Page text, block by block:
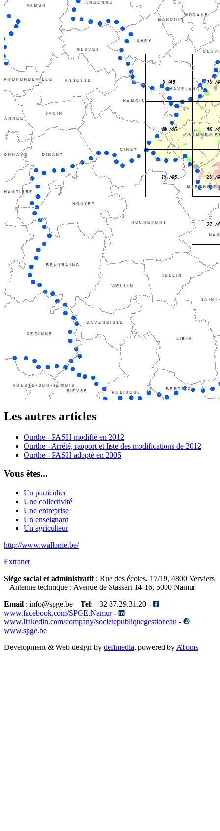
Les autres articles
Ourthe - PASH modifié en 2012
Ourthe - Arrêté, rapport et liste des modifications de 2012
Ourthe - PASH adopté en 2005
Vous êtes...
Un particulier
Une collectivité
Une entreprise
Un enseignant
Un agriculteur
http://www.wallonie.be/
Extranet
Siège social et administratif: Rue des écoles, 17/19, 4800 Verviers
– Antenne technique : Avenue de Stassart 14-16, 5000 Namur
Email : info@spge.be – Tel: +32 87.29.31.20 -
www.facebook.com/SPGE.Namur-
www.linkedin.com/company/societepubliquegestioneau -
www.spge.be
Development & Web design by defimedia, powered by AToms